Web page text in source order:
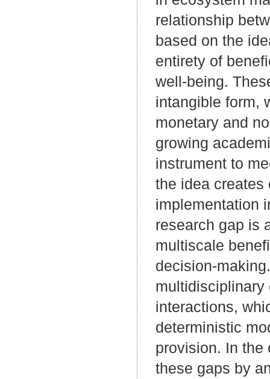
relationship
based on the
entirety of
well-being.
intangible form,
monetary and
growing
instrument to
the idea creates
implementation
research gap is
multiscale
decision-
multidisciplinary
interactions,
deterministic
provision. In the
these gaps by